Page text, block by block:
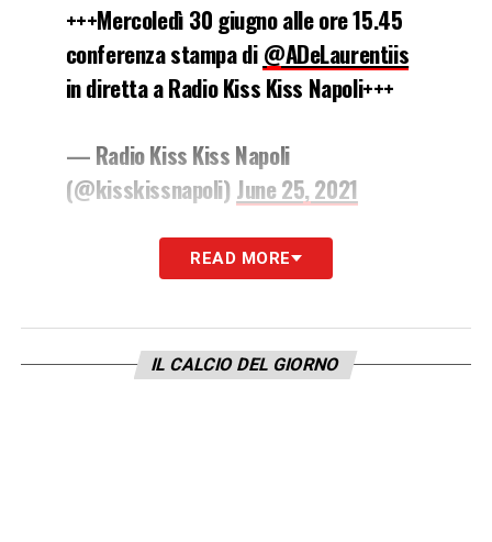
+++Mercoledì 30 giugno alle ore 15.45
conferenza stampa di@ADeLaurentiis
in diretta a Radio Kiss Kiss Napoli+++
— Radio Kiss Kiss Napoli
(@kisskissnapoli) June 25, 2021
LA PLAYLIST DELLE NOSTRE TOP NEWS
READ MORE
IL CALCIO DEL GIORNO